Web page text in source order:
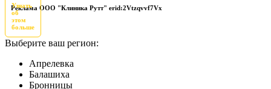
Реклама ООО "Клиника Рутт" erid:2Vtzqvvf7Vx
Узнать
об
этом
больше
Выберите ваш регион:
Апрелевка
Балашиха
Бронницы